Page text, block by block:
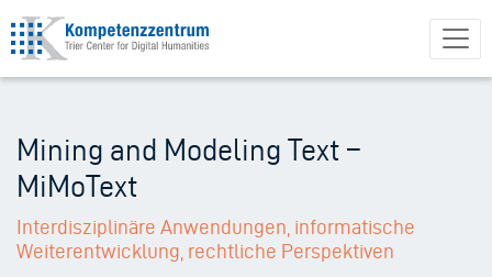
Direkt
zum
Inhalt
Mining and Modeling Text –
MiMoText
Interdisziplinäre Anwendungen, informatische
Weiterentwicklung, rechtliche Perspektiven